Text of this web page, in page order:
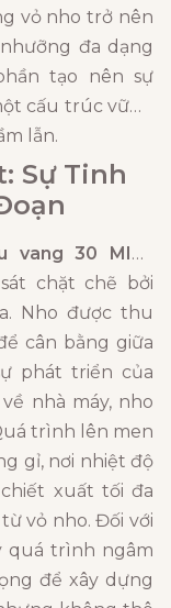
vỏ nho trở nên
đa dạng
tạo nên sự
cấu trúc vững
lẫn.
Sự Tinh
vang 30 MILE
chặt chẽ bởi
Nho được thu
cân bằng giữa
phát triển của
nhà máy, nho
trình lên men
gỉ, nơi nhiệt độ
xuất tối đa
vỏ nho. Đối với
quá trình ngâm
để xây dựng